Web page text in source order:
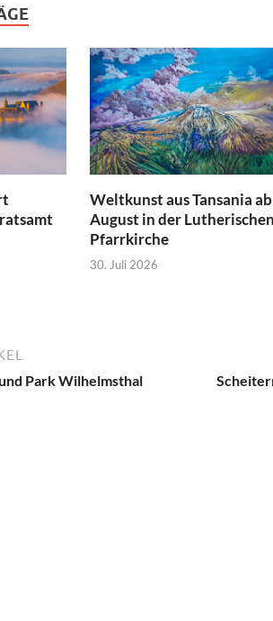
Weltkunst aus Tansania
August in der Lutherischen
Pfarrkirche
30. Juli 2026
Park Wilhelmsthal